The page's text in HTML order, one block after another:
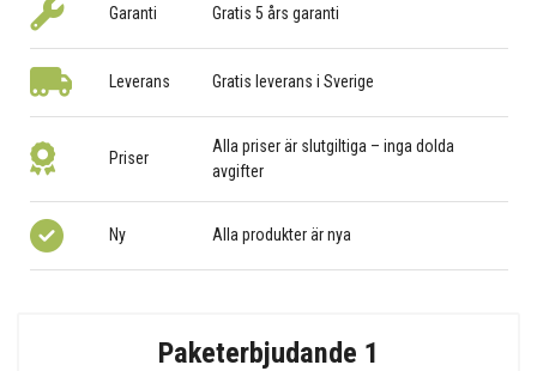
Garanti Gratis 5 års garanti
Leverans Gratis leverans i Sverige
Priser
Alla priser är slutgiltiga – inga dolda
avgifter
Ny Alla produkter är nya
Paketerbjudande 1